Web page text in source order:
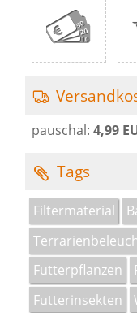
pauschal: 4,99
Tags
Filtermaterial
Futterpflanzen
Futterinsekten